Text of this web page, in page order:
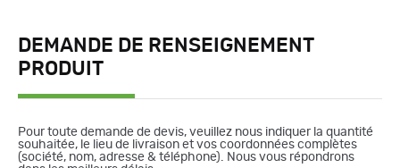
DEMANDE DE RENSEIGNEMENT
PRODUIT
Pour toute demande de devis, veuillez nous indiquer la quantité
souhaitée, le lieu de livraison et vos coordonnées complètes
(société, nom, adresse & téléphone). Nous vous répondrons